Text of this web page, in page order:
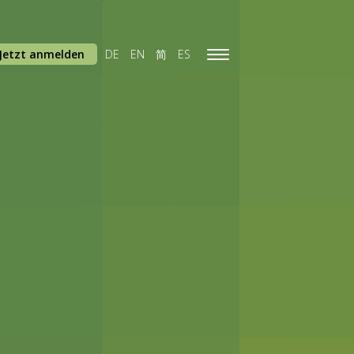
Toggle
anmelden DE EN 简 ES